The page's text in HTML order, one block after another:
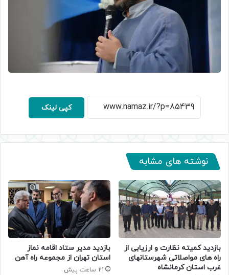
کپی لینک
نوشته های مشابه
بازدید کمیته نظارت و ارزیابی از
راه های مواصلاتی شهرستانهای
غرب استان کرمانشاه
بازدید مدیر ستاد اقامه نماز
استان تهران از مجموعه راه آهن
21 ساعت پیش